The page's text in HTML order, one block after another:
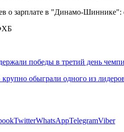
победы в третий день
обыграли одного из
TwitterWhatsAppTelegramViber